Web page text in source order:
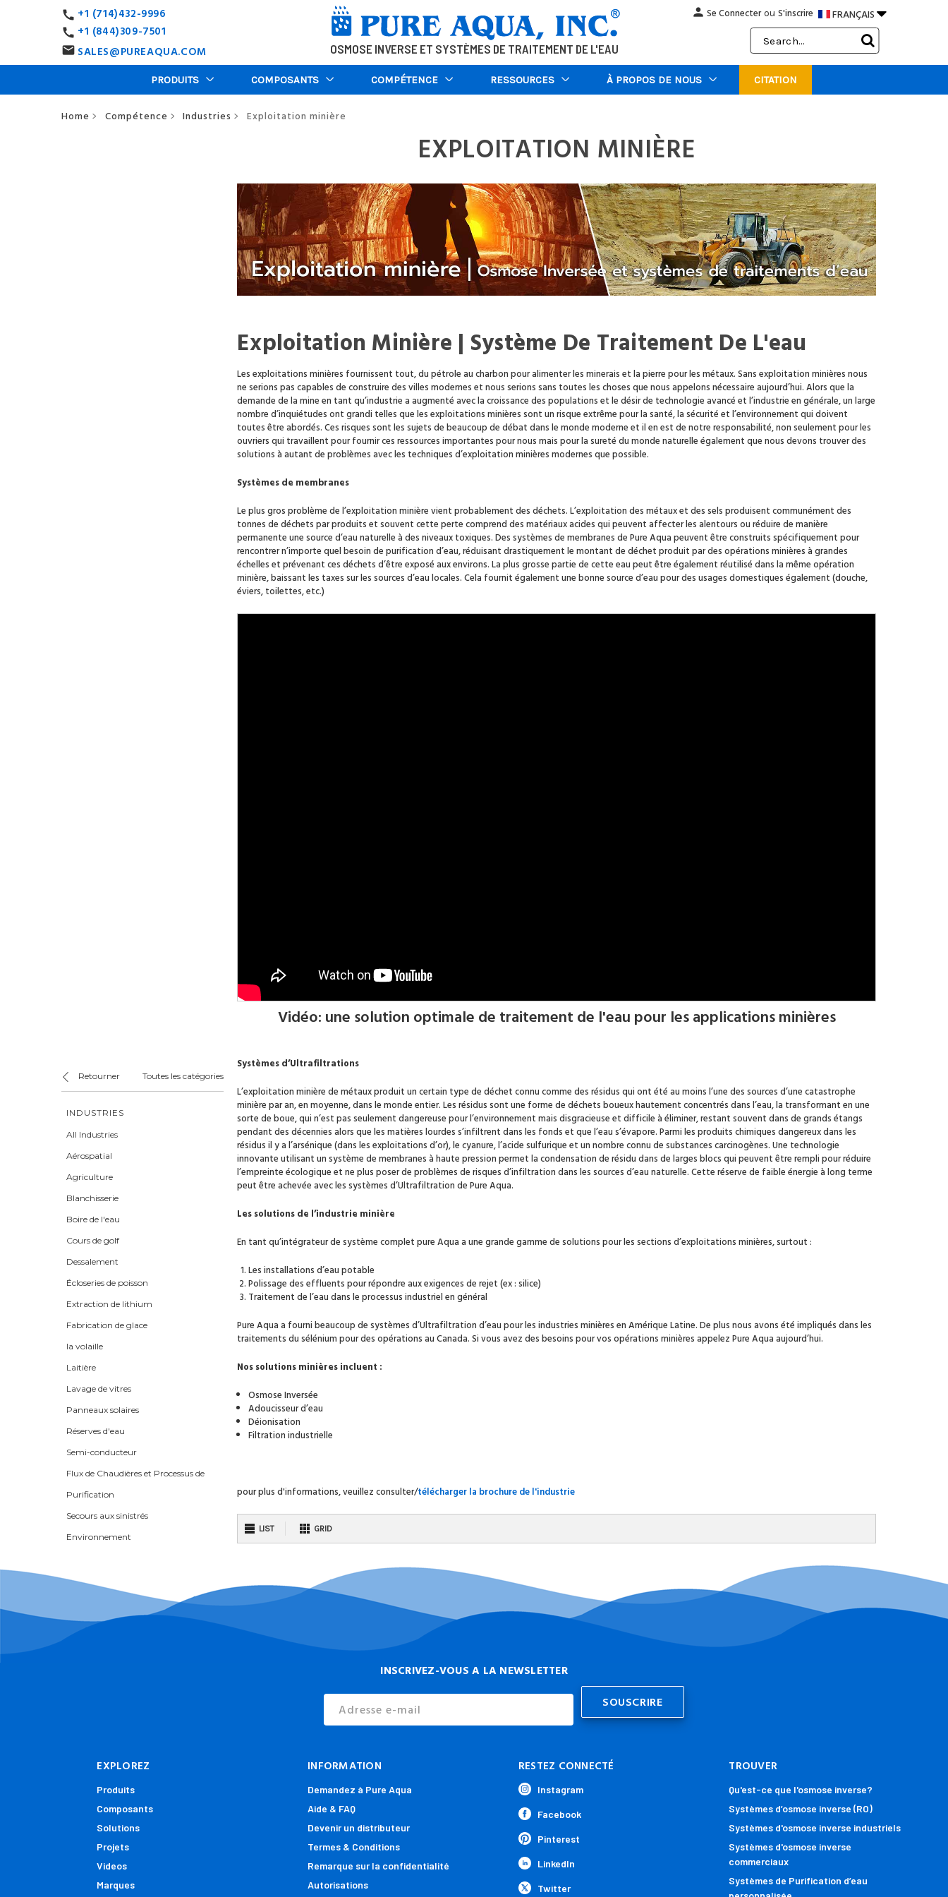
call +1 (714)432-9996
call +1 (844)309-7501
email SALES@PUREAQUA.COM OSMOSE INVERSE ET SYSTÈMES DE TRAITEMENT DE L'EAU
person Se Connecter ou S'inscrire FRANÇAIS
Keyword:
PRODUITS COMPOSANTS COMPÉTENCE RESSOURCES À PROPOS DE NOUS CITATION
Home > Compétence > Industries > Exploitation minière
Retourner Toutes les catégories
INDUSTRIES
All Industries
Aérospatial
Agriculture
Blanchisserie
Boire de l'eau
Cours de golf
Dessalement
Écloseries de poisson
Extraction de lithium
Fabrication de glace
la volaille
Laitière
Lavage de vitres
Panneaux solaires
Réserves d'eau
Semi-conducteur
Flux de Chaudières et Processus de
Purification
Secours aux sinistrés
Environnement
Hôpital
Marine
Raffinerie
Restaurants
Eaux usées
Systèmes de lavages de voitures
EXPLOITATION MINIÈRE
Exploitation Minière | Système De Traitement De L'eau
Les exploitations minières fournissent tout, du pétrole au charbon pour alimenter les minerais et la pierre pour les métaux. Sans exploitation minières nous
ne serions pas capables de construire des villes modernes et nous serions sans toutes les choses que nous appelons nécessaire aujourd’hui. Alors que la
demande de la mine en tant qu’industrie a augmenté avec la croissance des populations et le désir de technologie avancé et l’industrie en générale, un large
nombre d’inquiétudes ont grandi telles que les exploitations minières sont un risque extrême pour la santé, la sécurité et l’environnement qui doivent
toutes être abordés. Ces risques sont les sujets de beaucoup de débat dans le monde moderne et il en est de notre responsabilité, non seulement pour les
ouvriers qui travaillent pour fournir ces ressources importantes pour nous mais pour la sureté du monde naturelle également que nous devons trouver des
solutions à autant de problèmes avec les techniques d’exploitation minières modernes que possible.
Systèmes de membranes
Le plus gros problème de l’exploitation minière vient probablement des déchets. L’exploitation des métaux et des sels produisent communément des
tonnes de déchets par produits et souvent cette perte comprend des matériaux acides qui peuvent affecter les alentours ou réduire de manière
permanente une source d’eau naturelle à des niveaux toxiques. Des systèmes de membranes de Pure Aqua peuvent être construits spécifiquement pour
rencontrer n’importe quel besoin de purification d’eau, réduisant drastiquement le montant de déchet produit par des opérations minières à grandes
échelles et prévenant ces déchets d’être exposé aux environs. La plus grosse partie de cette eau peut être également réutilisé dans la même opération
minière, baissant les taxes sur les sources d’eau locales. Cela fournit également une bonne source d’eau pour des usages domestiques également (douche,
éviers, toilettes, etc.)
Vidéo: une solution optimale de traitement de l'eau pour les applications minières
Systèmes d’Ultrafiltrations
L’exploitation minière de métaux produit un certain type de déchet connu comme des résidus qui ont été au moins l’une des sources d’une catastrophe
minière par an, en moyenne, dans le monde entier. Les résidus sont une forme de déchets boueux hautement concentrés dans l’eau, la transformant en une
sorte de boue, qui n’est pas seulement dangereuse pour l’environnement mais disgracieuse et difficile à éliminer, restant souvent dans de grands étangs
pendant des décennies alors que les matières lourdes s’infiltrent dans les fonds et que l’eau s’évapore. Parmi les produits chimiques dangereux dans les
résidus il y a l’arsénique (dans les exploitations d’or), le cyanure, l’acide sulfurique et un nombre connu de substances carcinogènes. Une technologie
innovante utilisant un système de membranes à haute pression permet la condensation de résidu dans de larges blocs qui peuvent être rempli pour réduire
l’empreinte écologique et ne plus poser de problèmes de risques d’infiltration dans les sources d’eau naturelle. Cette réserve de faible énergie à long terme
peut être achevée avec les systèmes d’Ultrafiltration de Pure Aqua.
Les solutions de l’industrie minière
En tant qu’intégrateur de système complet pure Aqua a une grande gamme de solutions pour les sections d’exploitations minières, surtout :
Les installations d’eau potable
Polissage des effluents pour répondre aux exigences de rejet (ex : silice)
Traitement de l’eau dans le processus industriel en général
Pure Aqua a fourni beaucoup de systèmes d’Ultrafiltration d’eau pour les industries minières en Amérique Latine. De plus nous avons été impliqués dans les
traitements du sélénium pour des opérations au Canada. Si vous avez des besoins pour vos opérations minières appelez Pure Aqua aujourd’hui.
Nos solutions minières incluent :
Osmose Inversée
Adoucisseur d’eau
Déionisation
Filtration industrielle
pour plus d'informations, veuillez consulter/télécharger la brochure de l'industrie
LIST GRID
INSCRIVEZ-VOUS A LA NEWSLETTER
Email
Address
EXPLOREZ
Produits
Composants
Solutions
Projets
Videos
Marques
INFORMATION
Demandez à Pure Aqua
Aide & FAQ
Devenir un distributeur
Termes & Conditions
Remarque sur la confidentialité
Autorisations
RESTEZ CONNECTÉ
Instagram
Facebook
Pinterest
LinkedIn
Twitter
TROUVER
Qu'est-ce que l'osmose inverse?
Systèmes d’osmose inverse (RO)
Systèmes d'osmose inverse industriels
Systèmes d'osmose inverse
commerciaux
Systèmes de Purification d’eau